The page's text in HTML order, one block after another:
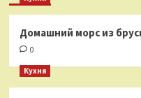
Домашний морс из
0
Кухня